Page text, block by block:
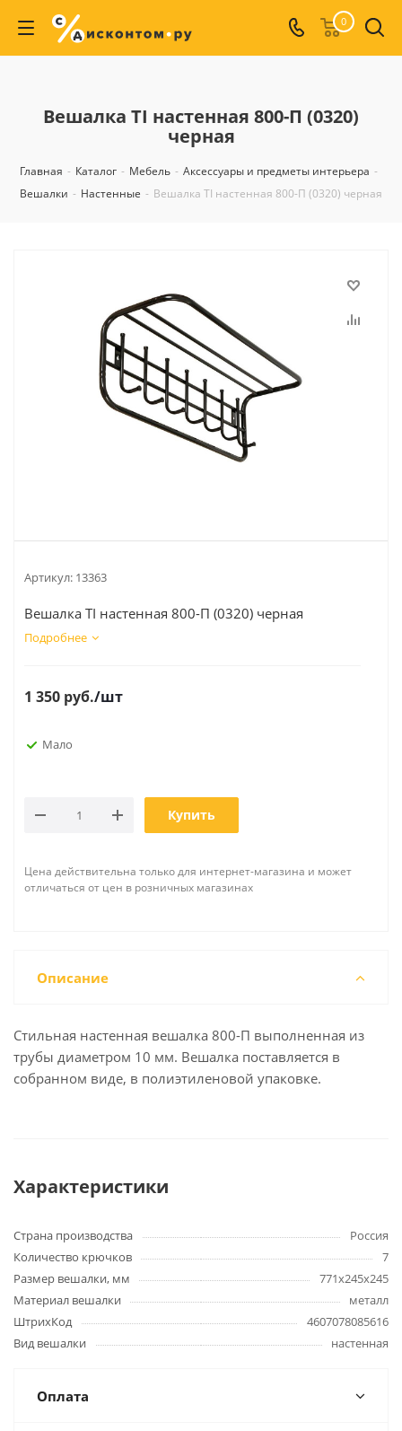
0
Вешалка TI настенная 800-П (0320)
черная
Главная - Каталог - Мебель - Аксессуары и предметы интерьера -
Вешалки - Настенные - Вешалка TI настенная 800-П (0320) черная
Артикул: 13363
Вешалка TI настенная 800-П (0320) черная
Подробнее
1 350 руб./шт
Мало
Купить
Цена действительна только для интернет-магазина и может
отличаться от цен в розничных магазинах
Описание
Стильная настенная вешалка 800-П выполненная из
трубы диаметром 10 мм. Вешалка поставляется в
собранном виде, в полиэтиленовой упаковке.
Характеристики
Страна производства
Россия
Количество крючков
7
Размер вешалки, мм
771х245х245
Материал вешалки
металл
ШтрихКод
4607078085616
Вид вешалки
настенная
Оплата